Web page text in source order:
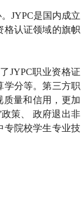
JYPC是国内成立
格认证领域的旗帜
JYPC职业资格证
学分等。第三方职
质量和信用，更加
策、 政府退出非
专院校学生专业技